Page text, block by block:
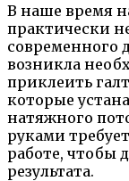
В наше время
практически
современного
возникла
приклеить
которые
натяжного
руками
работе, чтобы
результата.